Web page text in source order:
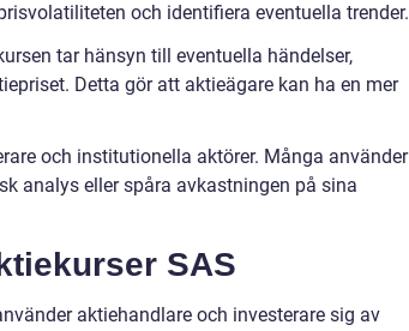
och identifiera eventuella trender.
tar hänsyn till eventuella händelser,
Detta gör att aktieägare kan ha en mer
och institutionella aktörer. Många använder
analys eller spåra avkastningen på sina
SAS
aktiehandlare och investerare sig av